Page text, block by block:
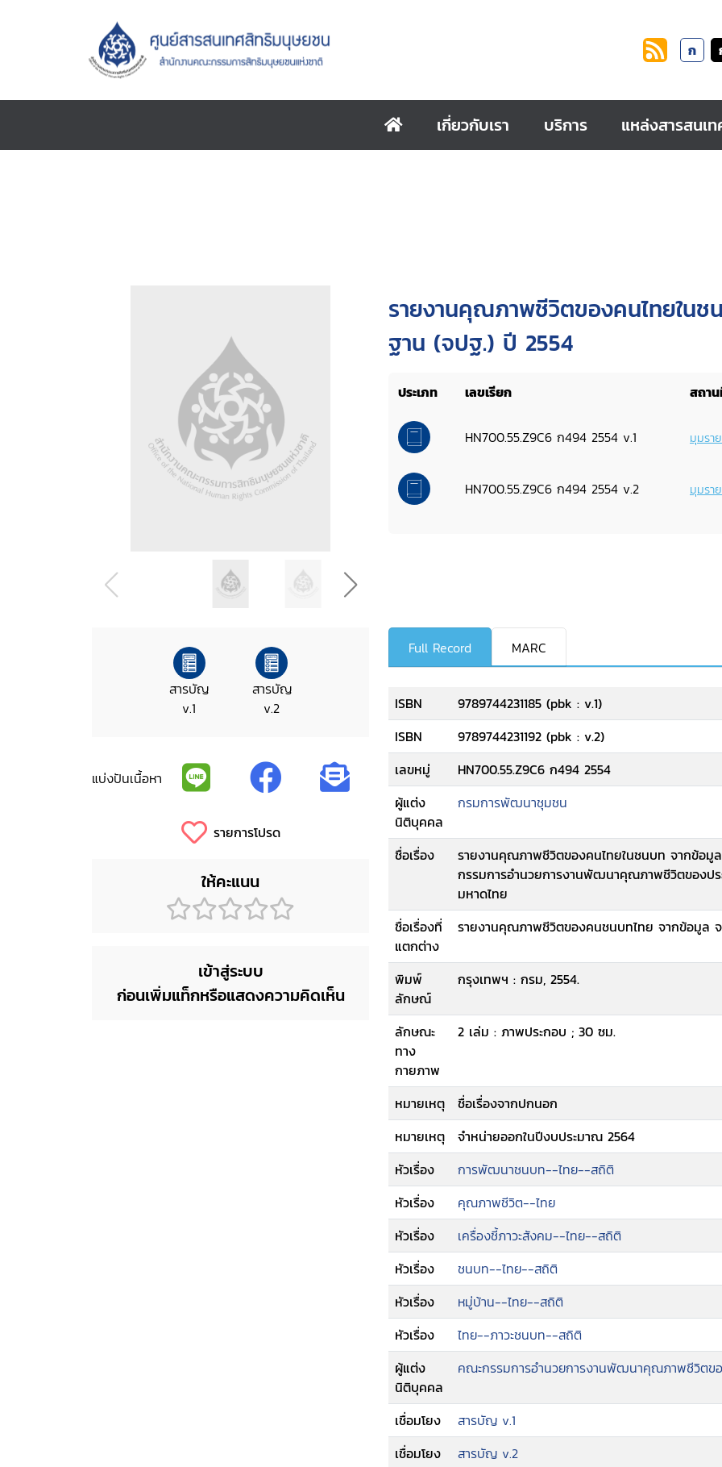
ก
เกี่ยวกับเรา บริการ แหล่งสารสนเ
รายงานคุณภาพชีวิตของคนไทยใน
ฐาน (จปฐ.) ปี 2554
ประเภท เลขเรียก สถา
HN700.55.Z9C6 ก494 2554 v.1 มุมรา
HN700.55.Z9C6 ก494 2554 v.2 มุมรา
สารบัญ
v.1
สารบัญ
v.2
แบ่งปันเนื้อหา
รายการโปรด
ให้คะแนน
เข้าสู่ระบบ
ก่อนเพิ่มแท็กหรือแสดงความคิดเห็น
Full Record MARC
ISBN
9789744231185 (pbk : v.1)
ISBN
9789744231192 (pbk : v.2)
เลขหมู่
HN700.55.Z9C6 ก494 2554
ผู้แต่ง
นิติบุคคล
กรมการพัฒนาชุมชน
ชื่อเรื่อง
รายงานคุณภาพชีวิตของคนไทยในชนบท จากข้อ
กรรมการอำนวยการงานพัฒนาคุณภาพชีวิตของป
มหาดไทย
ชื่อเรื่องที่
แตกต่าง
รายงานคุณภาพชีวิตของคนชนบทไทย จากข้อมูล
พิมพ์
ลักษณ์
กรุงเทพฯ : กรม, 2554.
ลักษณะ
ทาง
กายภาพ
2 เล่ม : ภาพประกอบ ; 30 ซม.
หมายเหตุ
ชื่อเรื่องจากปกนอก
หมายเหตุ
จำหน่ายออกในปีงบประมาณ 2564
หัวเรื่อง
การพัฒนาชนบท--ไทย--สถิติ
หัวเรื่อง
คุณภาพชีวิต--ไทย
หัวเรื่อง
เครื่องชี้ภาวะสังคม--ไทย--สถิติ
หัวเรื่อง
ชนบท--ไทย--สถิติ
หัวเรื่อง
หมู่บ้าน--ไทย--สถิติ
หัวเรื่อง
ไทย--ภาวะชนบท--สถิติ
ผู้แต่ง
นิติบุคคล
คณะกรรมการอำนวยการงานพัฒนาคุณภาพชีวิตขอ
เชื่อมโยง
สารบัญ v.1
เชื่อมโยง
สารบัญ v.2